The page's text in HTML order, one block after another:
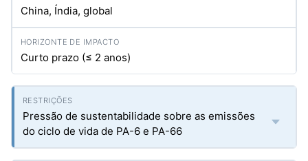
China, Índia, global
Curto prazo (≤ 2 anos)
Pressão de sustentabilidade sobre as emissões
do ciclo de vida de PA-6 e PA-66